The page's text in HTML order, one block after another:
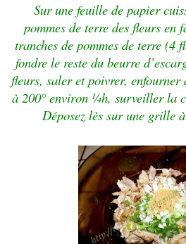
Sur une feuille de papier
pommes de terre des fleurs en
tranches de pommes de terre (4
fondre le reste du beurre
fleurs, saler et poivrer, enfourner
à 200° environ ¼h, surveiller la
Déposez lès sur une grille